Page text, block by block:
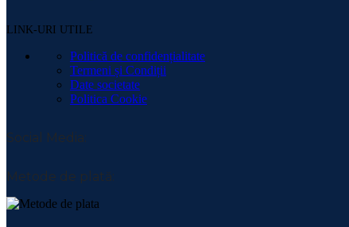
LINK-URI UTILE
Politică de confidențialitate
Termeni și Condiții
Date societate
Politica Cookie
Social Media:
Metode de plată: